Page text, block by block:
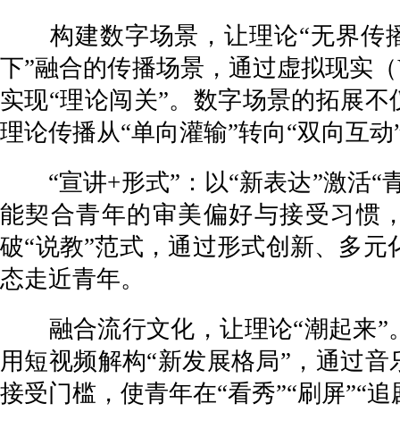
构建数字场景，让理论“无界传播
下”融合的传播场景，通过虚拟现实
实现“理论闯关”。数字场景的拓展
理论传播从“单向灌输”转向“双向互动
“宣讲+形式”：以“新表达”激活“
能契合青年的审美偏好与接受习惯
破“说教”范式，通过形式创新、多
态走近青年。
融合流行文化，让理论“潮起来”
用短视频解构“新发展格局”，通过
接受门槛，使青年在“看秀”“刷屏”“